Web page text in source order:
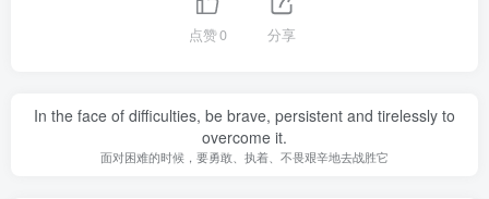
点赞0 分享
In the face of difficulties, be brave, persistent and tirelessly to
overcome it.
面对困难的时候，要勇敢、执着、不畏艰辛地去战胜它